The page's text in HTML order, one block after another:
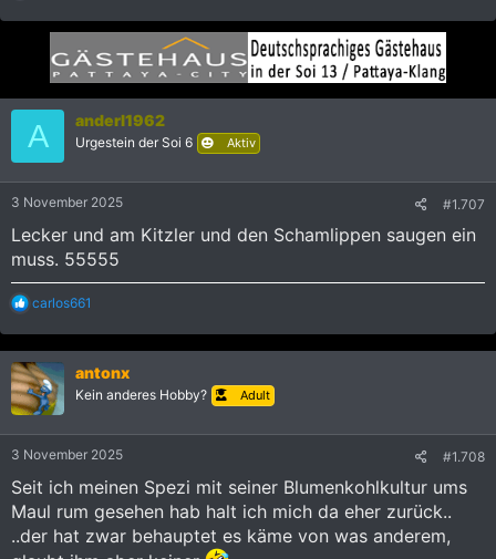
a
o
n
e
n
:
A anderl1962
Urgestein der Soi 6 Aktiv
3 November 2025 #1.707
Lecker und am Kitzler und den Schamlippen saugen ein
muss. 55555
R
a
k
t
i
o
n
:
carlos661
antonx
Kein anderes Hobby? Adult
3 November 2025 #1.708
Seit ich meinen Spezi mit seiner Blumenkohlkultur ums
Maul rum gesehen hab halt ich mich da eher zurück..
..der hat zwar behauptet es käme von was anderem,